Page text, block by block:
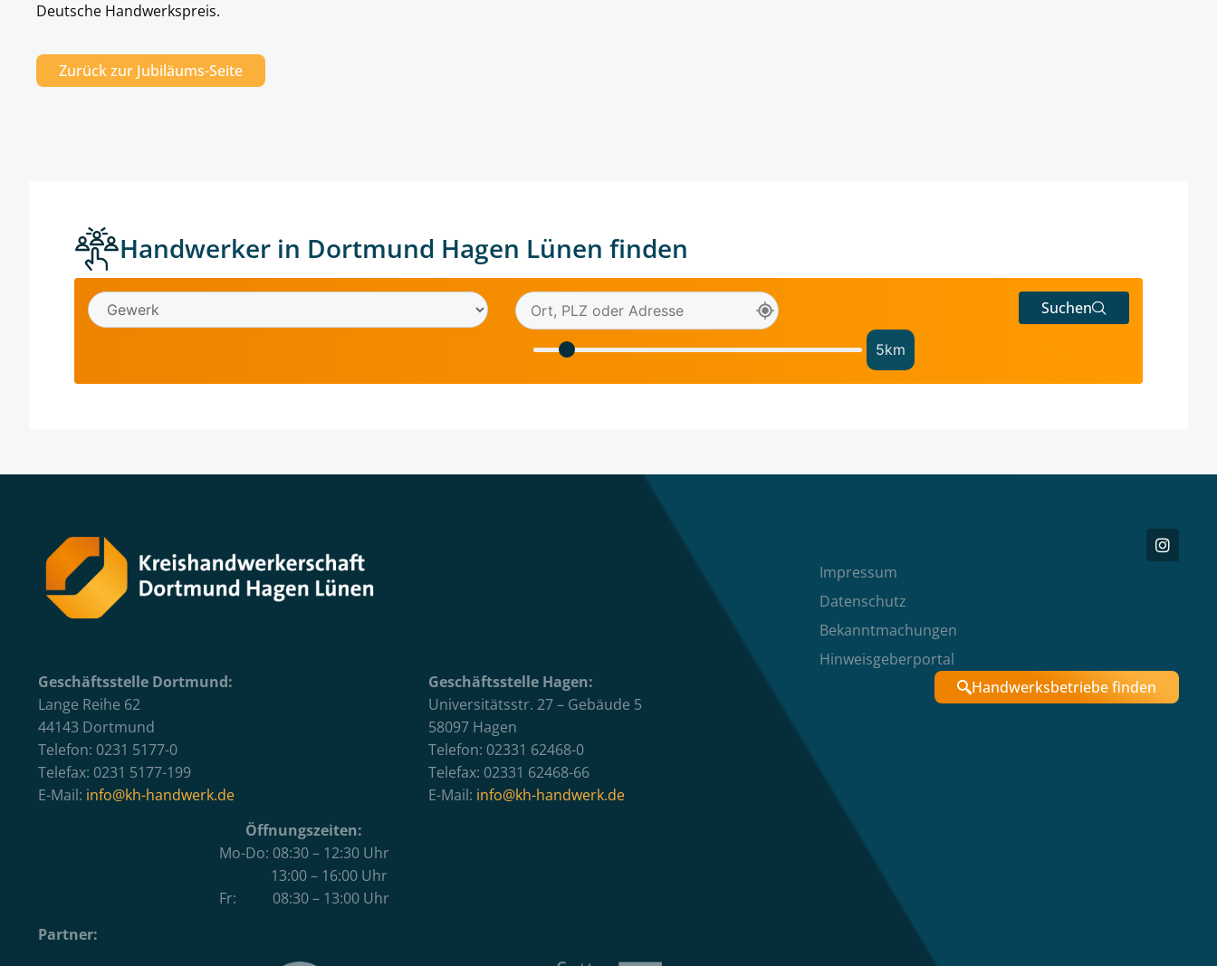
Deutsche Handwerkspreis.
Zurück zur Jubiläums-Seite
Handwerker in Dortmund Hagen Lünen finden
5km
Suchen
Impressum
Datenschutz
Bekanntmachungen
Hinweisgeberportal
Geschäftsstelle Dortmund:
Lange Reihe 62
44143 Dortmund
Telefon: 0231 5177-0
Telefax: 0231 5177-199
E-Mail: info@kh-handwerk.de
Geschäftsstelle Hagen:
Universitätsstr. 27 – Gebäude 5
58097 Hagen
Telefon: 02331 62468-0
Telefax: 02331 62468-66
E-Mail: info@kh-handwerk.de
Handwerksbetriebe finden
Öffnungszeiten:
Mo-Do: 08:30 – 12:30 Uhr
13:00 – 16:00 Uhr
Fr: 08:30 – 13:00 Uhr
Partner: